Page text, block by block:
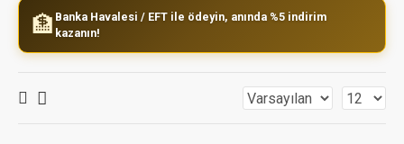
🏦 Banka Havalesi / EFT ile ödeyin, anında %5 indirim
kazanın!